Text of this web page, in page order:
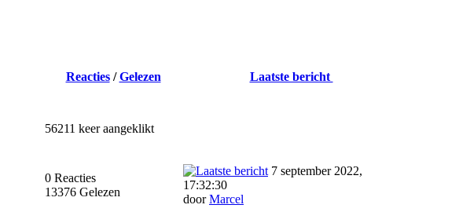
Reacties/Gelezen
Laatste bericht
56211 keer aangeklikt
0 Reacties
13376 Gelezen
7 september 2022,
17:32:30
doorMarcel